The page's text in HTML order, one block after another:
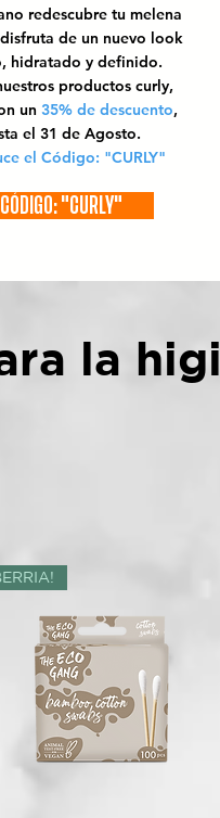
redescubre tu melena
de un nuevo look
hidratado y definido.
productos curly,
un 35% de descuento,
el 31 de Agosto.
el Código: "CURLY"
CÓDIGO: "CURLY"
la